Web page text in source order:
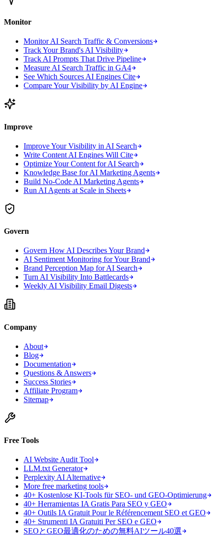
Monitor
Monitor AI Search Traffic & Conversions
Track Your Brand's AI Visibility
Track AI Prompts That Drive Pipeline
Measure AI Search Traffic in GA4
See Which Sources AI Engines Cite
Compare Your Visibility by AI Engine
Improve
Improve Your Visibility in AI Search
Write Content AI Engines Will Cite
Optimize Your Content for AI Search
Knowledge Base for AI Marketing Agents
Build No-Code AI Marketing Agents
Run AI Agents at Scale in Sheets
Govern
Govern How AI Describes Your Brand
AI Sentiment Monitoring for Your Brand
Brand Perception Map for AI Search
Turn AI Visibility Into Battlecards
Weekly AI Visibility Email Digests
Company
About
Blog
Documentation
Questions & Answers
Success Stories
Affiliate Program
Sitemap
Free Tools
AI Website Audit Tool
LLM.txt Generator
Perplexity AI Alternative
More free marketing tools
40+ Kostenlose KI-Tools für SEO- und GEO-Optimierung
40+ Herramientas IA Gratis Para SEO y GEO
40+ Outils IA Gratuit Pour le Référencement SEO et GEO
40+ Strumenti IA Gratuiti Per SEO e GEO
SEOとGEO最適化のための無料AIツール40選